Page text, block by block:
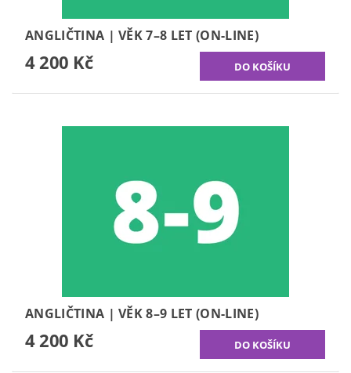
ANGLIČTINA | VĚK 7–8 LET (ON-LINE)
4 200 Kč
ANGLIČTINA | VĚK 8–9 LET (ON-LINE)
4 200 Kč